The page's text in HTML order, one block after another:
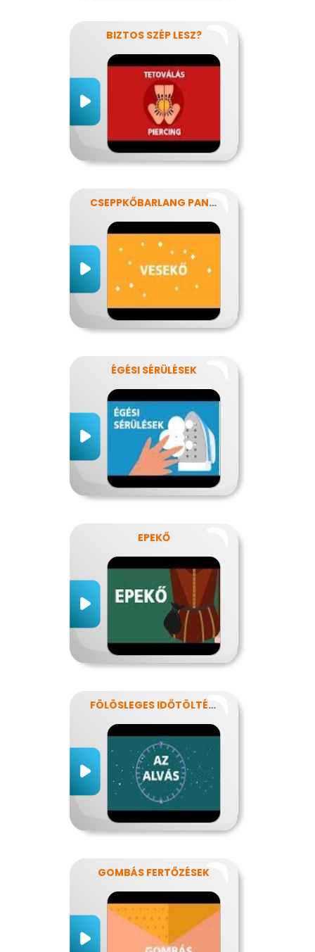
BIZTOS SZÉP LESZ?
CSEPPKŐBARLANG PANASZOKKAL
ÉGÉSI SÉRÜLÉSEK
EPEKŐ
FÖLÖSLEGES IDŐTÖLTÉS?
GOMBÁS FERTŐZÉSEK